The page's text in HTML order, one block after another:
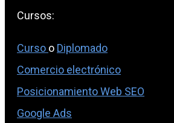
Cursos:
Curso o Diplomado
Comercio electrónico
Posicionamiento Web SEO
Google Ads